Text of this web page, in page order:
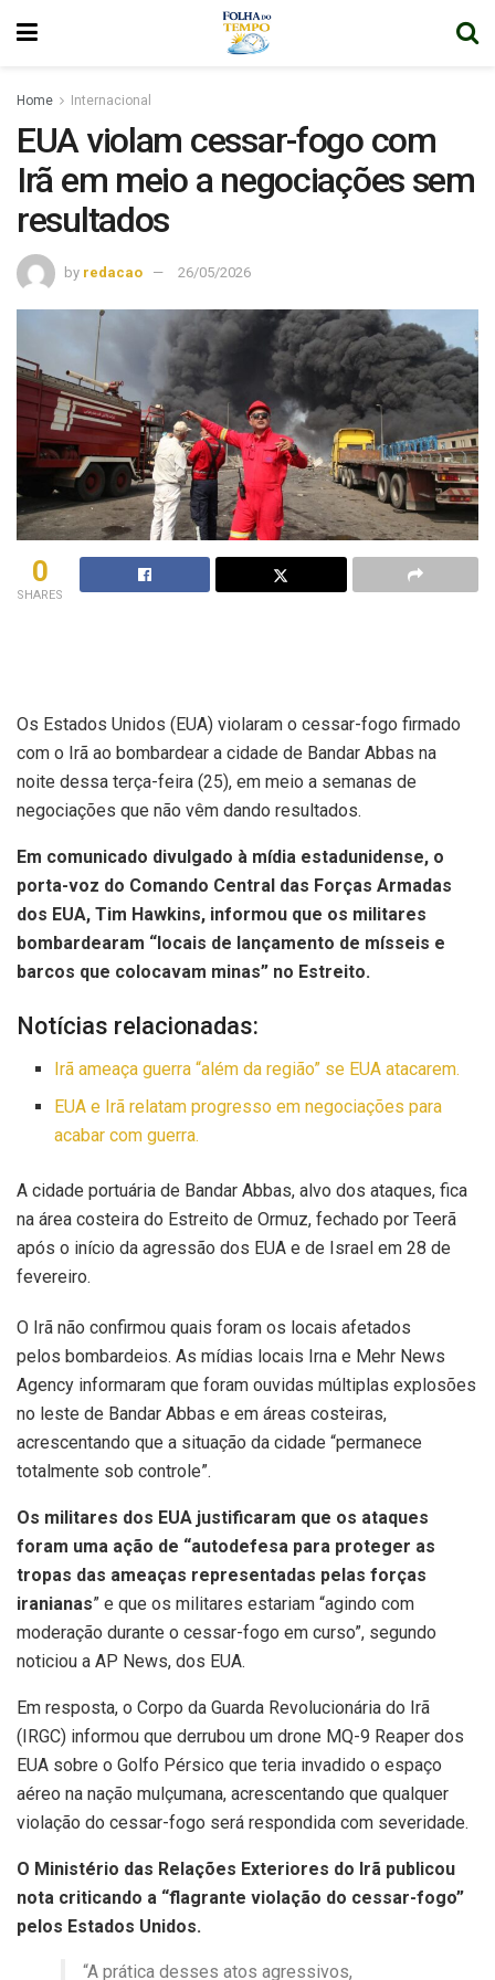
Home Internacional
EUA violam cessar-fogo com
Irã em meio a negociações sem
resultados
by redacao 26/05/2026
0
SHARES
Os Estados Unidos (EUA) violaram o cessar-fogo firmado
com o Irã ao bombardear a cidade de Bandar Abbas na
noite dessa terça-feira (25), em meio a semanas de
negociações que não vêm dando resultados.
Em comunicado divulgado à mídia estadunidense, o
porta-voz do Comando Central das Forças Armadas
dos EUA, Tim Hawkins, informou que os militares
bombardearam “locais de lançamento de mísseis e
barcos que colocavam minas” no Estreito.
Notícias relacionadas:
Irã ameaça guerra “além da região” se EUA atacarem.
EUA e Irã relatam progresso em negociações para
acabar com guerra.
A cidade portuária de Bandar Abbas, alvo dos ataques, fica
na área costeira do Estreito de Ormuz, fechado por Teerã
após o início da agressão dos EUA e de Israel em 28 de
fevereiro.
O Irã não confirmou quais foram os locais afetados
pelos bombardeios. As mídias locais Irna e Mehr News
Agency informaram que foram ouvidas múltiplas explosões
no leste de Bandar Abbas e em áreas costeiras,
acrescentando que a situação da cidade “permanece
totalmente sob controle”.
Os militares dos EUA justificaram que os ataques
foram uma ação de “autodefesa para proteger as
tropas das ameaças representadas pelas forças
iranianas” e que os militares estariam “agindo com
moderação durante o cessar-fogo em curso”, segundo
noticiou a AP News, dos EUA.
Em resposta, o Corpo da Guarda Revolucionária do Irã
(IRGC) informou que derrubou um drone MQ-9 Reaper dos
EUA sobre o Golfo Pérsico que teria invadido o espaço
aéreo na nação mulçumana, acrescentando que qualquer
violação do cessar-fogo será respondida com severidade.
O Ministério das Relações Exteriores do Irã publicou
nota criticando a “flagrante violação do cessar-fogo”
pelos Estados Unidos.
“A prática desses atos agressivos,